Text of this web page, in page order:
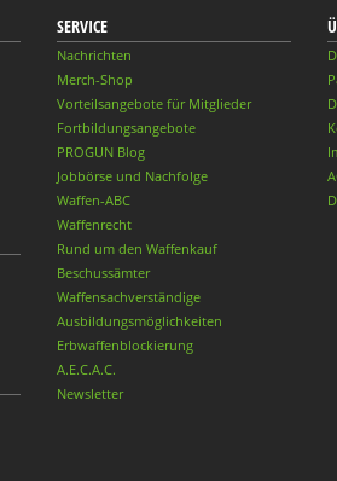
SERVICE
Nachrichten
Merch-Shop
Vorteilsangebote für Mitglieder
Fortbildungsangebote
PROGUN Blog
Jobbörse und Nachfolge
Waffen-ABC
Waffenrecht
Rund um den Waffenkauf
Beschussämter
Waffensachverständige
Ausbildungsmöglichkeiten
Erbwaffenblockierung
A.E.C.A.C.
Newsletter